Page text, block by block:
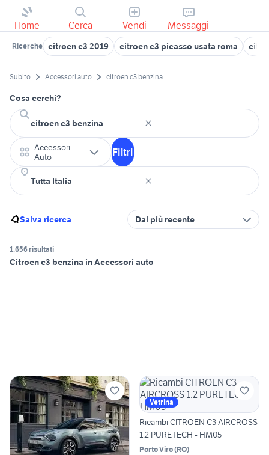
Home Cerca Vendi Messaggi
Ricerche citroen c3 2019 citroen c3 picasso usata roma
Subito Accessori auto citroen c3 benzina
Cosa cerchi?
Accessori
Auto
Filtri
Salva ricerca Dal più recente
1.656 risultati
Citroen c3 benzina in Accessori auto
Vetrina
Ricambi CITROEN C3 AIRCROSS
1.2 PURETECH - HM05
Porto Viro(RO)